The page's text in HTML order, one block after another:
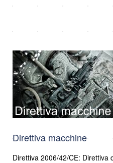
Direttiva macchine
Direttiva 2006/42/CE: Direttiva